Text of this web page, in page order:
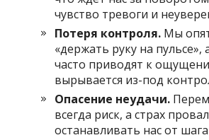
чувство тревоги и
Потеря контроля. Мы
«держать руку на
часто приводят к
вырывается из-под
Опасение неудачи.
всегда риск, а страх
останавливать нас от